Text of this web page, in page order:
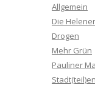
Allgemein
Die
Drogen
Mehr Grün
Pauliner